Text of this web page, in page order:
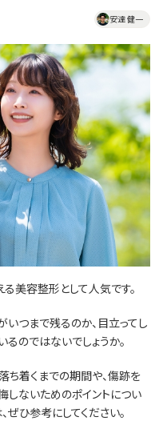
安達 健一
美容整形として人気です。
いつまで残るのか、目立ってし
のではないでしょうか。
着くまでの期間や、傷跡を
しないためのポイントについ
ぜひ参考にしてください。